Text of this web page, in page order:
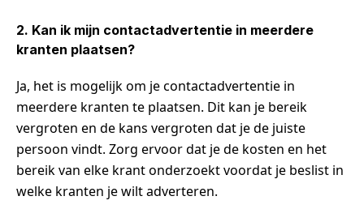
2. Kan ik mijn contactadvertentie in meerdere
kranten plaatsen?
Ja, het is mogelijk om je contactadvertentie in
meerdere kranten te plaatsen. Dit kan je bereik
vergroten en de kans vergroten dat je de juiste
persoon vindt. Zorg ervoor dat je de kosten en het
bereik van elke krant onderzoekt voordat je beslist in
welke kranten je wilt adverteren.